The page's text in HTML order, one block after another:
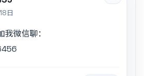
日
微信聊：